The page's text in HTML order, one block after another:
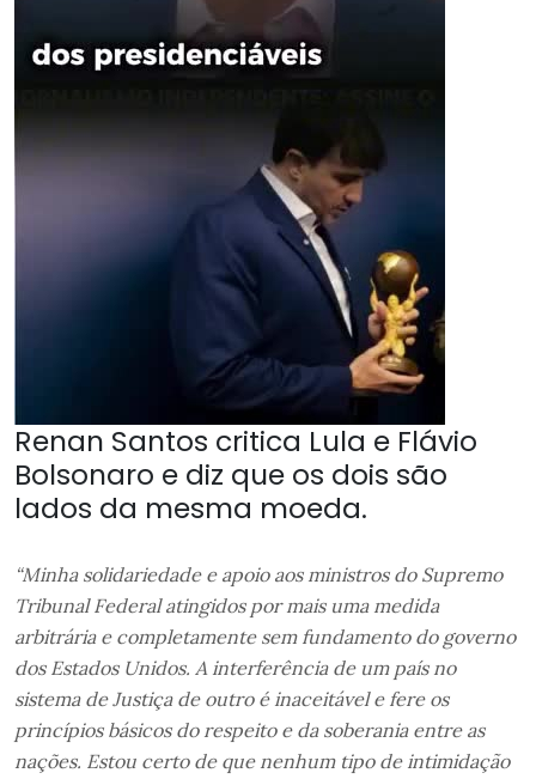
Renan Santos critica Lula e Flávio
Bolsonaro e diz que os dois são
lados da mesma moeda.
“Minha solidariedade e apoio aos ministros do Supremo
Tribunal Federal atingidos por mais uma medida
arbitrária e completamente sem fundamento do governo
dos Estados Unidos. A interferência de um país no
sistema de Justiça de outro é inaceitável e fere os
princípios básicos do respeito e da soberania entre as
nações. Estou certo de que nenhum tipo de intimidação